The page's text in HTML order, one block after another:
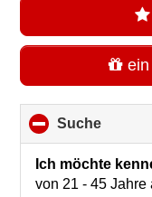
Suche
to
Ich möchte
von 21 - 45 Jahre